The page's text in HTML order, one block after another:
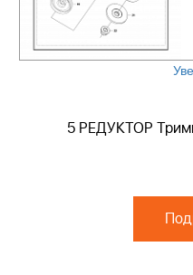
5 РЕДУКТОР